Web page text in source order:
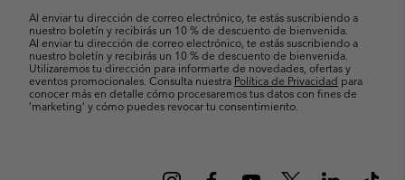
Al enviar tu dirección de correo electrónico, te estás suscribiendo a
nuestro boletín y recibirás un 10 % de descuento de bienvenida.
Al enviar tu dirección de correo electrónico, te estás suscribiendo a
nuestro boletín y recibirás un 10 % de descuento de bienvenida.
Utilizaremos tu dirección para informarte de novedades, ofertas y
eventos promocionales. Consulta nuestra Política de Privacidad para
conocer más en detalle cómo procesaremos tus datos con fines de
’marketing’ y cómo puedes revocar tu consentimiento.